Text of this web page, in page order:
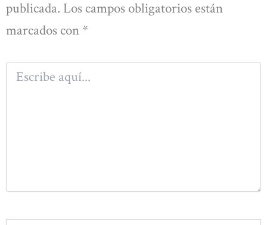
publicada. Los campos obligatorios están
marcados con *
Escribe
aquí...